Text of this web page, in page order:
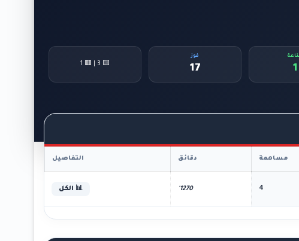
1
فوز
17
🟨 3 | 🟥 1
مساهمة دقائق التفاصيل
4
1270' 📊 الكل